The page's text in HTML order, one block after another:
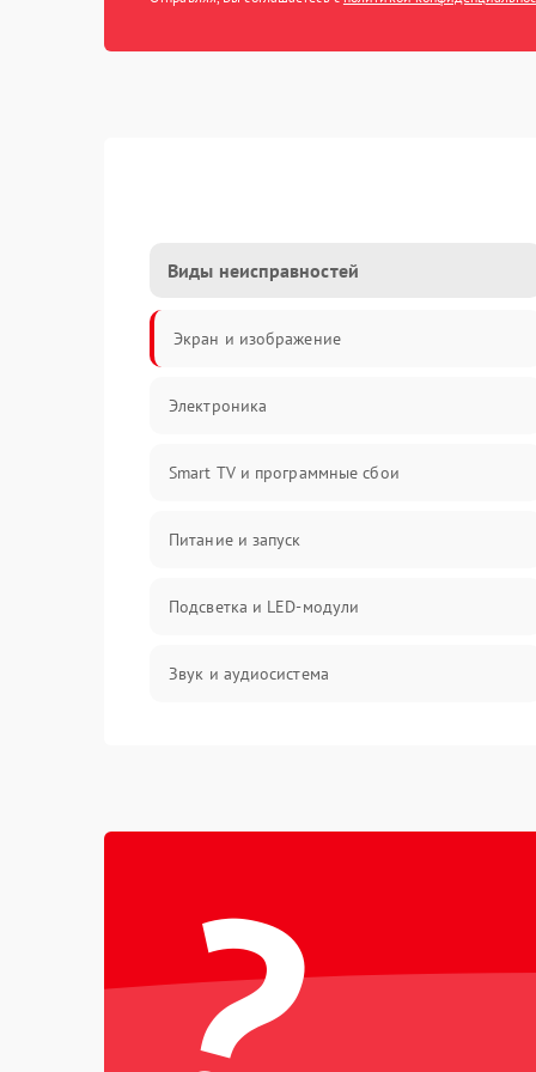
Виды неисправностей
Экран и изображение
Электроника
Smart TV и программные сбои
Питание и запуск
Подсветка и LED-модули
Звук и аудиосистема
Программное обеспечение
Корпус и механика